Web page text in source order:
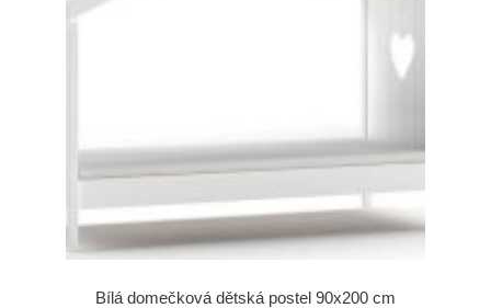
Bílá domečková dětská postel 90x200 cm